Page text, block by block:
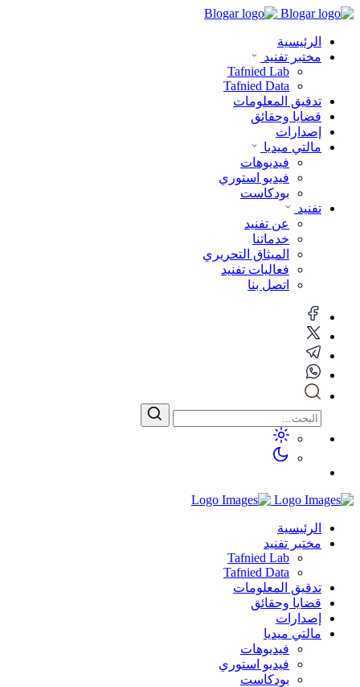
الرئيسية
مختبر تفنيد
Tafnied Lab
Tafnied Data
تدقيق المعلومات
قضايا وحقائق
إصدارات
مالتي ميديا
فيديوهات
فيديو استوري
بودكاست
تفنيد
عن تفنيد
خدماتنا
الميثاق التحريري
فعاليات تفنيد
اتصل بنا
الرئيسية
مختبر تفنيد
Tafnied Lab
Tafnied Data
تدقيق المعلومات
قضايا وحقائق
إصدارات
مالتي ميديا
فيديوهات
فيديو استوري
بودكاست